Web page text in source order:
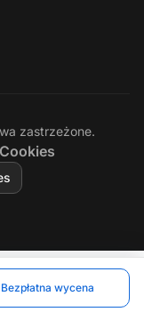
Bezpłatna wycena
zastrzeżone.
Cookies